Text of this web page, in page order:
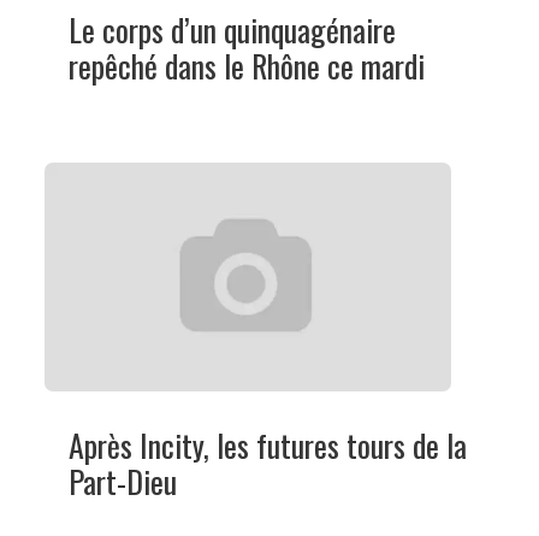
Le corps d’un quinquagénaire
repêché dans le Rhône ce mardi
Après Incity, les futures tours de la
Part-Dieu